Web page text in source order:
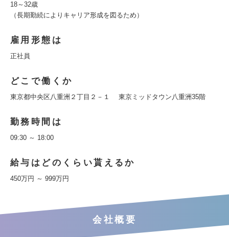
18～32歳
（長期勤続によりキャリア形成を図るため）
雇用形態は
正社員
どこで働くか
東京都中央区八重洲２丁目２－１ 東京ミッドタウン八重洲35階
勤務時間は
09:30 ～ 18:00
給与はどのくらい貰えるか
450万円 ～ 999万円
会社概要